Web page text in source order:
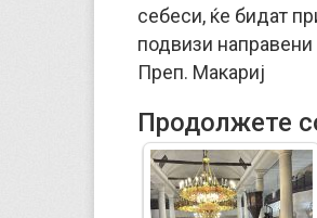
себеси, ќе бидат
подвизи
Преп. Макариј
Продолжете